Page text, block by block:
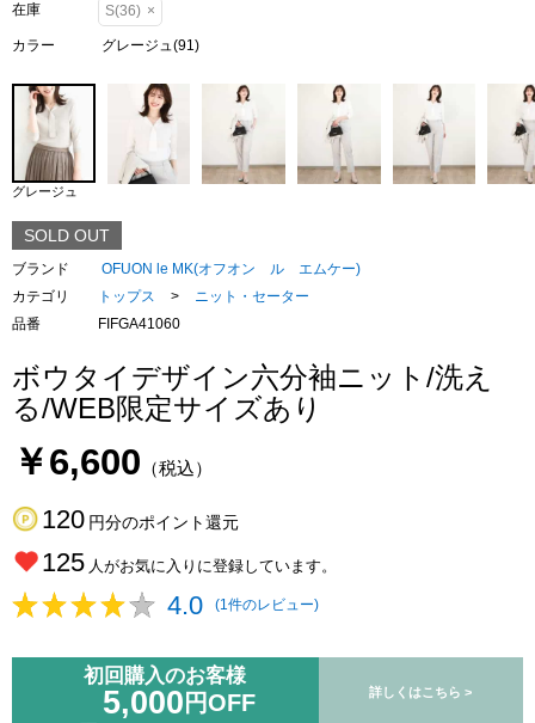
在庫 S(36) ×
カラー グレージュ(91)
グレージュ
SOLD OUT
ブランド
OFUON le MK(オフオン ル エムケー)
カテゴリ
トップス >
ニット・セーター
品番
FIFGA41060
ボウタイデザイン六分袖ニット/洗え
る/WEB限定サイズあり
￥6,600 （税込）
120 円分のポイント還元
125 人がお気に入りに登録しています。
4.0 (1件のレビュー)
初回購入のお客様
5,000 円OFF 詳しくはこちら >